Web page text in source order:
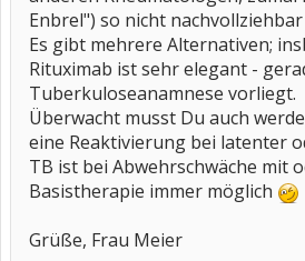
Enbrel") so nicht
Es gibt mehrere Alternativen;
Rituximab ist sehr elegant -
Tuberkuloseanamnese vorliegt.
Überwacht musst Du auch
eine Reaktivierung bei latenter
TB ist bei Abwehrschwäche mit
Basistherapie immer möglich
Grüße, Frau Meier